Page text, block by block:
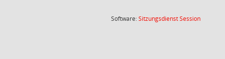
Software:SitzungsdienstSession(Wird in